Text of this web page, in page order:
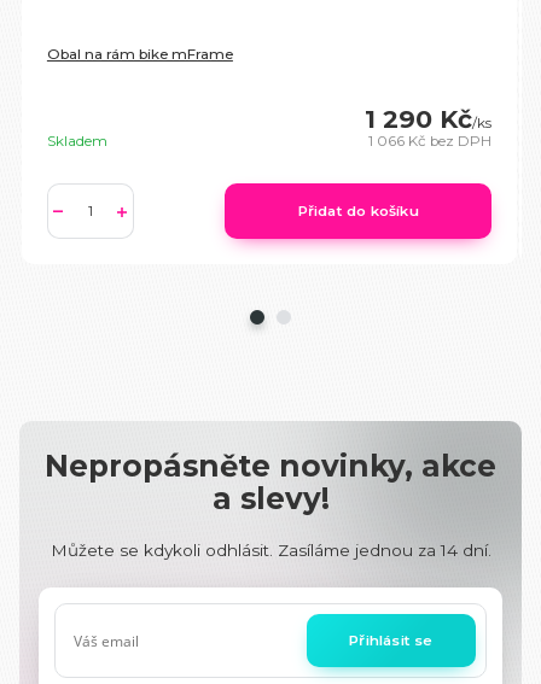
Obal na rám bike mFrame
1 290 Kč/ks
1 066 Kč bez DPH
Skladem
Přidat do košíku
Nepropásněte novinky, akce
a slevy!
Můžete se kdykoli odhlásit. Zasíláme jednou za 14 dní.
Přihlásit se